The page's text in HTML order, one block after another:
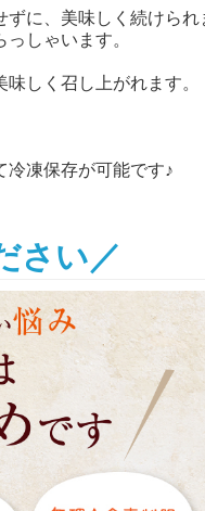
に、美味しく続けられ
しゃいます。
しく召し上がれます。
冷凍保存が可能です♪
さい／